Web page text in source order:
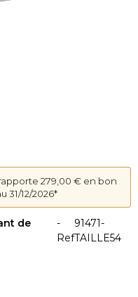
279,00 € en bon
31/12/2026*
de
-
Ref
91471-
TAILLE54